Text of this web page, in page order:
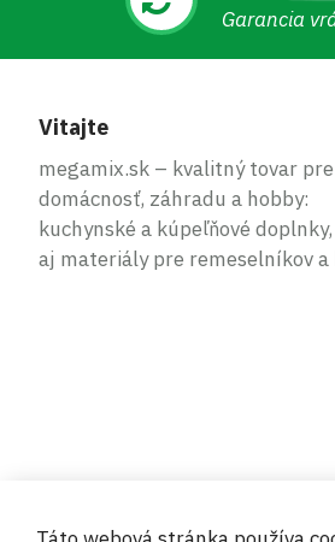
Garancia
Vitajte
megamix.sk – kvalitný tovar pre
domácnosť, záhradu a hobby:
kuchynské a kúpeľňové
aj materiály pre remeselníkov a